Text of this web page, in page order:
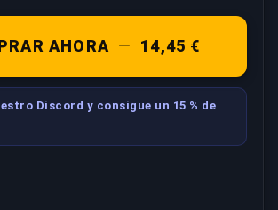
AHORA — 14,45 €
Discord y consigue un 15 % de